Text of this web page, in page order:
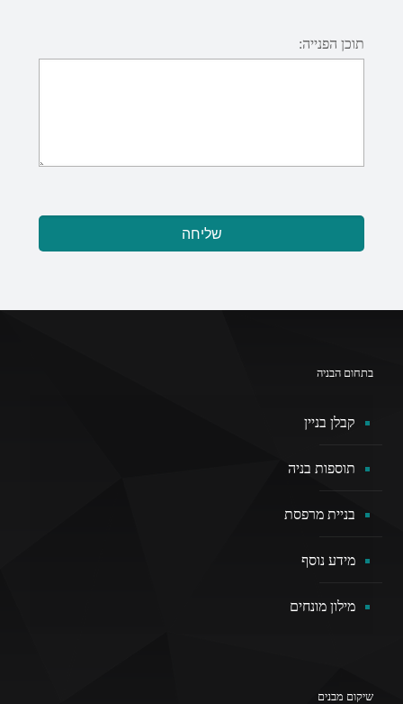
תוכן הפנייה:
בתחום הבניה
קבלן בניין
תוספות בניה
בניית מרפסת
מידע נוסף
מילון מונחים
שיקום מבנים